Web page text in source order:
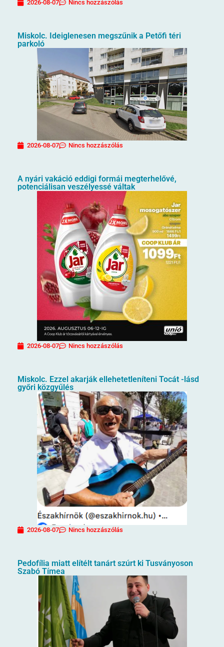
2026-08-07 Nincs hozzászólás
Miskolc. Ideiglenesen megszűnik a Petőfi téri
parkoló
2026-08-07 Nincs hozzászólás
A nyári vakáció eddigi formái megterhelővé,
potenciálisan veszélyessé váltak
2026-08-07 Nincs hozzászólás
Miskolc. Ezzel akarják ellehetetleníteni Tocát -lásd
győri közgyűlés
2026-08-07 Nincs hozzászólás
Pedofília miatt elítélt tanárt szúrt ki Tusványoson
Szabó Tímea